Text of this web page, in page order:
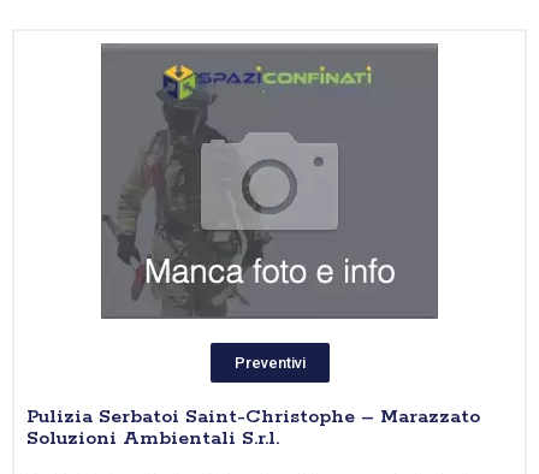
Preventivi
Pulizia Serbatoi Saint-Christophe – Marazzato
Soluzioni Ambientali S.r.l.